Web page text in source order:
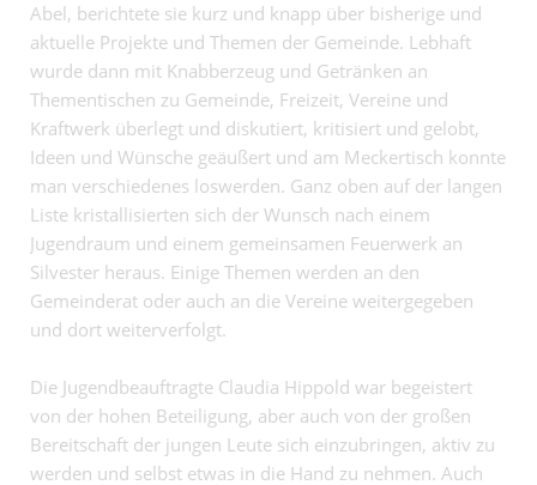
Abel, berichtete sie kurz und knapp über bisherige und
aktuelle Projekte und Themen der Gemeinde. Lebhaft
wurde dann mit Knabberzeug und Getränken an
Thementischen zu Gemeinde, Freizeit, Vereine und
Kraftwerk überlegt und diskutiert, kritisiert und gelobt,
Ideen und Wünsche geäußert und am Meckertisch konnte
man verschiedenes loswerden. Ganz oben auf der langen
Liste kristallisierten sich der Wunsch nach einem
Jugendraum und einem gemeinsamen Feuerwerk an
Silvester heraus. Einige Themen werden an den
Gemeinderat oder auch an die Vereine weitergegeben
und dort weiterverfolgt.
Die Jugendbeauftragte Claudia Hippold war begeistert
von der hohen Beteiligung, aber auch von der großen
Bereitschaft der jungen Leute sich einzubringen, aktiv zu
werden und selbst etwas in die Hand zu nehmen. Auch